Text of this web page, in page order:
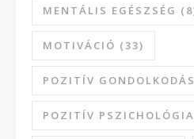
MENTÁLIS EGÉSZSÉG
MOTIVÁCIÓ (33)
POZITÍV GONDOLKODÁS
POZITÍV PSZICHOLÓGIA